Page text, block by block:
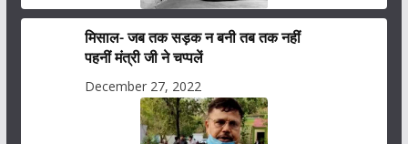
मिसाल- जब तक सड़क न बनी तब तक नहीं
पहनीं मंत्री जी ने चप्पलें
December 27, 2022